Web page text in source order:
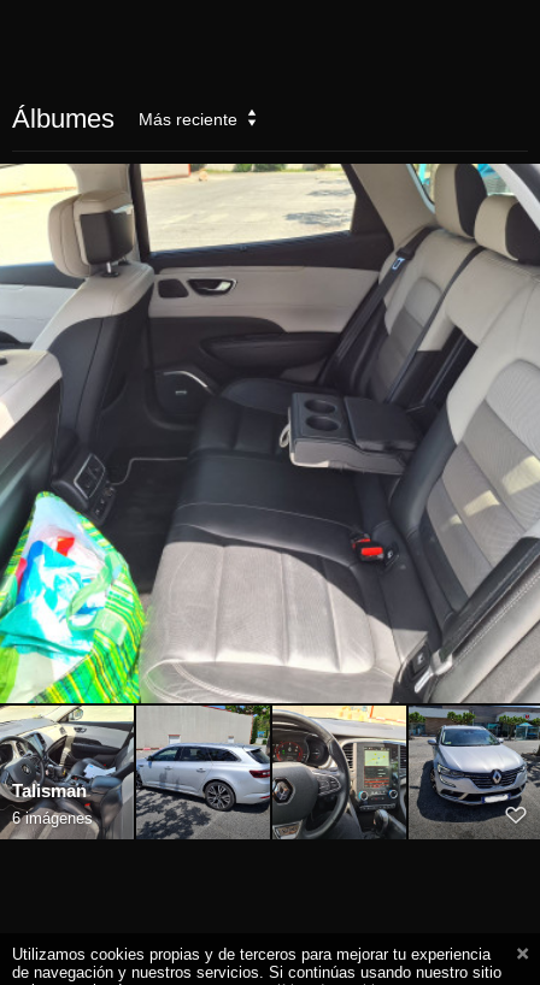
Álbumes Más reciente
Talisman
6 imágenes
Utilizamos cookies propias y de terceros para mejorar tu experiencia
de navegación y nuestros servicios. Si continúas usando nuestro sitio